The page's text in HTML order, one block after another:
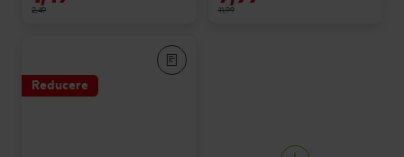
2,49 11,99
Reducere